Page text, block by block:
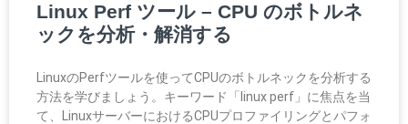
Linux Perf ツール – CPU のボトルネ
ックを分析・解消する
LinuxのPerfツールを使ってCPUのボトルネックを分析する
方法を学びましょう。キーワード「linux perf」に焦点を当
て、LinuxサーバーにおけるCPUプロファイリングとパフォ